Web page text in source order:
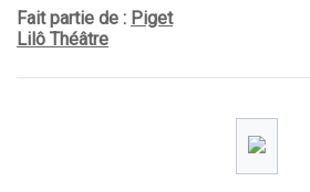
Fait partie de : Piget
Lilô Théâtre